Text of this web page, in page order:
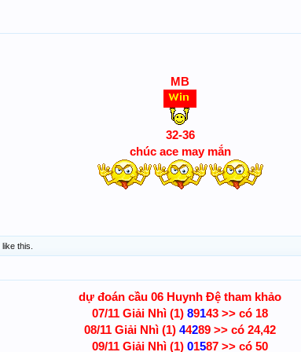
MB
32-36
chúc ace may mắn
like this.
dự đoán cầu 06 Huynh Đệ tham khảo
07/11 Giải Nhì (1) 89143 >> có 18
08/11 Giải Nhì (1) 44289 >> có 24,42
09/11 Giải Nhì (1) 01587 >> có 50